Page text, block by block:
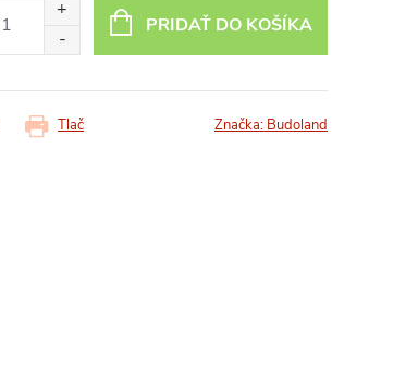
PRIDAŤ DO KOŠÍKA
Tlač Značka: Budoland